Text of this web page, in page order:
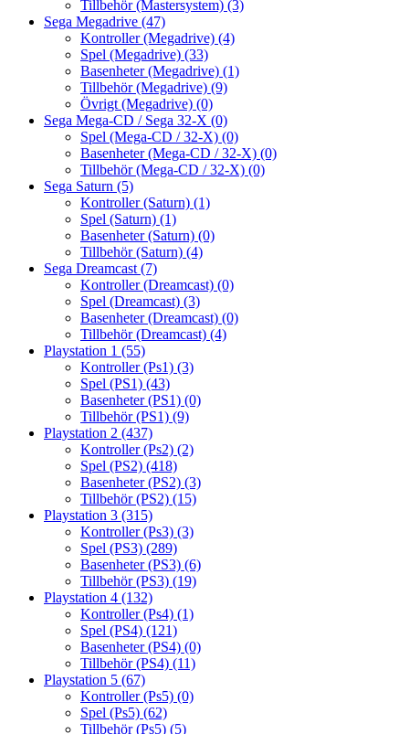
Tillbehör (Mastersystem) (3)
Sega Megadrive (47)
Kontroller (Megadrive) (4)
Spel (Megadrive) (33)
Basenheter (Megadrive) (1)
Tillbehör (Megadrive) (9)
Övrigt (Megadrive) (0)
Sega Mega-CD / Sega 32-X (0)
Spel (Mega-CD / 32-X) (0)
Basenheter (Mega-CD / 32-X) (0)
Tillbehör (Mega-CD / 32-X) (0)
Sega Saturn (5)
Kontroller (Saturn) (1)
Spel (Saturn) (1)
Basenheter (Saturn) (0)
Tillbehör (Saturn) (4)
Sega Dreamcast (7)
Kontroller (Dreamcast) (0)
Spel (Dreamcast) (3)
Basenheter (Dreamcast) (0)
Tillbehör (Dreamcast) (4)
Playstation 1 (55)
Kontroller (Ps1) (3)
Spel (PS1) (43)
Basenheter (PS1) (0)
Tillbehör (PS1) (9)
Playstation 2 (437)
Kontroller (Ps2) (2)
Spel (PS2) (418)
Basenheter (PS2) (3)
Tillbehör (PS2) (15)
Playstation 3 (315)
Kontroller (Ps3) (3)
Spel (PS3) (289)
Basenheter (PS3) (6)
Tillbehör (PS3) (19)
Playstation 4 (132)
Kontroller (Ps4) (1)
Spel (PS4) (121)
Basenheter (PS4) (0)
Tillbehör (PS4) (11)
Playstation 5 (67)
Kontroller (Ps5) (0)
Spel (Ps5) (62)
Tillbehör (Ps5) (5)